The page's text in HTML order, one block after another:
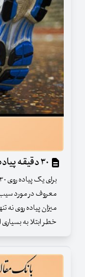
معروف در مورد سیب
میزان پیاده روی
خطر ابتلا به